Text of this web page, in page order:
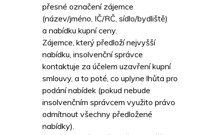
přesné označení zájemce
(název/jméno, IČ/RČ, sídlo/bydliště)
a nabídku kupní ceny.
Zájemce, který předloží nejvyšší
nabídku, insolvenční správce
kontaktuje za účelem uzavření kupní
smlouvy, a to poté, co uplyne lhůta pro
podání nabídek (pokud nebude
insolvenčním správcem využito právo
odmítnout všechny předložené
nabídky).